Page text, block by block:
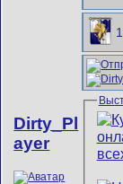
Dirty_Pl
ayer